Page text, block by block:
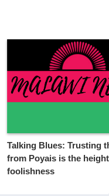
Talking Blues: Trusting
from Poyais is the
foolishness